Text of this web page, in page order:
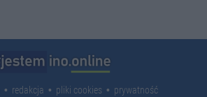
redakcja pliki cookies
prywatność